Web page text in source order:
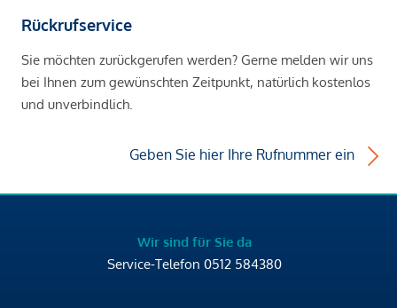
Rückrufservice
Sie möchten zurückgerufen werden? Gerne melden wir uns
bei Ihnen zum gewünschten Zeitpunkt, natürlich kostenlos
und unverbindlich.
Geben Sie hier Ihre Rufnummer ein
Wir sind für Sie da
Service-Telefon 0512 584380